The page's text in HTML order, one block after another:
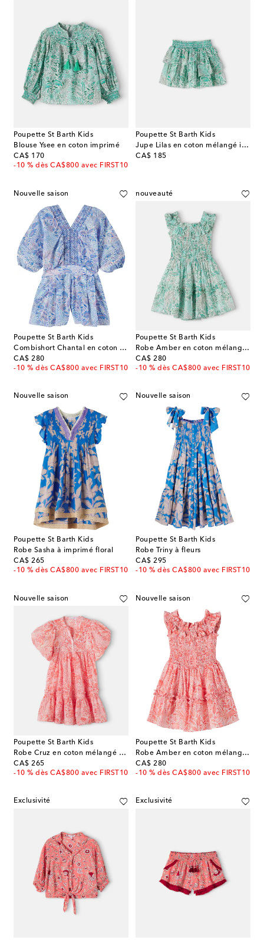
Poupette St Barth Kids
Blouse Ysee en coton imprimé
CA$ 170
original price
-10 % dès CA$800 avec FIRST10
Poupette St Barth Kids
Jupe Lilas en coton mélangé imprimée à volants
CA$ 185
original price
Nouvelle saison
Poupette St Barth Kids
Combishort Chantal en coton mélangé à motif floral
CA$ 280
original price
-10 % dès CA$800 avec FIRST10
nouveauté
Poupette St Barth Kids
Robe Amber en coton mélangé imprimée à volants
CA$ 280
original price
-10 % dès CA$800 avec FIRST10
Nouvelle saison
Poupette St Barth Kids
Robe Sasha à imprimé floral
CA$ 265
original price
-10 % dès CA$800 avec FIRST10
Nouvelle saison
Poupette St Barth Kids
Robe Triny à fleurs
CA$ 295
original price
-10 % dès CA$800 avec FIRST10
Nouvelle saison
Poupette St Barth Kids
Robe Cruz en coton mélangé à imprimé floral
CA$ 265
original price
-10 % dès CA$800 avec FIRST10
Nouvelle saison
Poupette St Barth Kids
Robe Amber en coton mélangé à motif floral et volants
CA$ 280
original price
-10 % dès CA$800 avec FIRST10
Exclusivité Exclusivité